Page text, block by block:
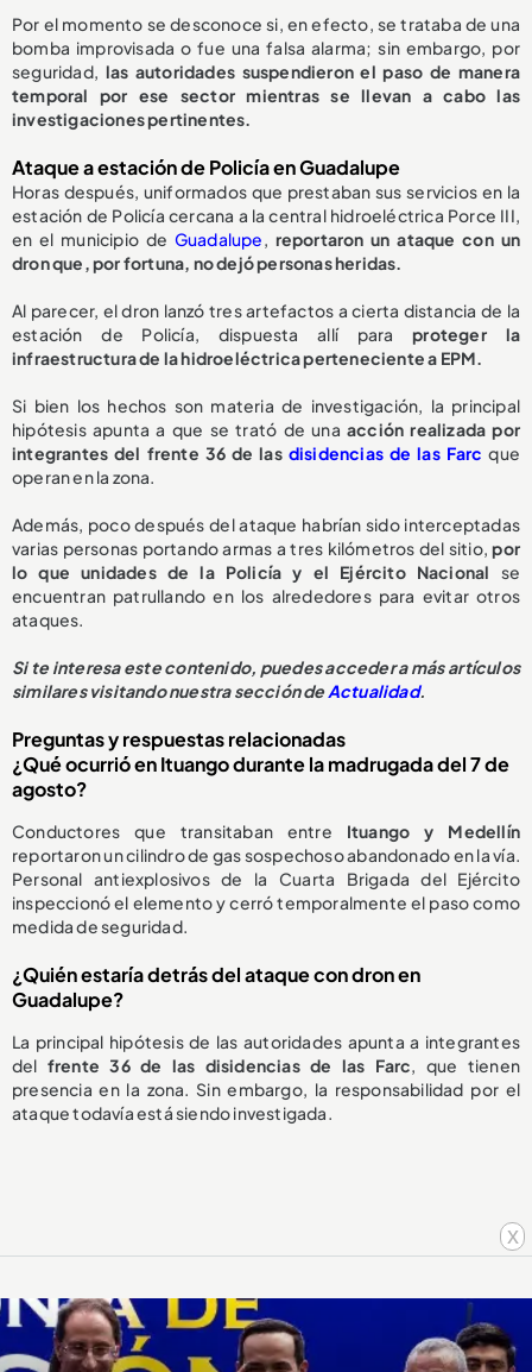
x
Por el momento se desconoce si, en efecto, se trataba de una
bomba improvisada o fue una falsa alarma; sin embargo, por
seguridad, las autoridades suspendieron el paso de manera
temporal por ese sector mientras se llevan a cabo las
investigaciones pertinentes.
Ataque a estación de Policía en Guadalupe
Horas después, uniformados que prestaban sus servicios en la
estación de Policía cercana a la central hidroeléctrica Porce III,
en el municipio de Guadalupe, reportaron un ataque con un
dron que, por fortuna, no dejó personas heridas.
Al parecer, el dron lanzó tres artefactos a cierta distancia de la
estación de Policía, dispuesta allí paraproteger la
infraestructura de la hidroeléctrica perteneciente a EPM.
Si bien los hechos son materia de investigación, la principal
hipótesis apunta a que se trató de una acción realizada por
integrantes del frente 36 de las disidencias de las Farcque
operan en la zona.
Además, poco después del ataque habrían sido interceptadas
varias personas portando armas a tres kilómetros del sitio, por
lo que unidades de la Policía y el Ejército Nacional se
encuentran patrullando en los alrededores para evitar otros
ataques.
Si te interesa este contenido, puedes acceder a más artículos
similares visitando nuestra sección deActualidad.
Preguntas y respuestas relacionadas
¿Qué ocurrió en Ituango durante la madrugada del 7 de
agosto?
Conductores que transitaban entre Ituango y Medellín
reportaron un cilindro de gas sospechoso abandonado en la vía.
Personal antiexplosivos de la Cuarta Brigada del Ejército
inspeccionó el elemento y cerró temporalmente el paso como
medida de seguridad.
¿Quién estaría detrás del ataque con dron en
Guadalupe?
La principal hipótesis de las autoridades apunta a integrantes
del frente 36 de las disidencias de las Farc, que tienen
presencia en la zona. Sin embargo, la responsabilidad por el
ataque todavía está siendo investigada.